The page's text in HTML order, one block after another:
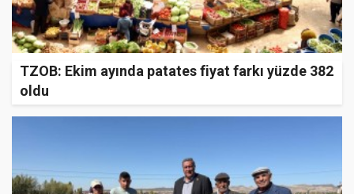
TZOB: Ekim ayında patates fiyat farkı yüzde 382
oldu